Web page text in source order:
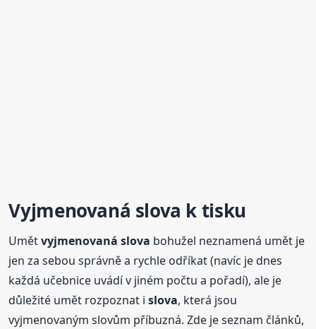
Vyjmenovaná slova k tisku
Umětvyjmenovaná slova bohužel neznamená umět je
jen za sebou správně a rychle odříkat (navíc je dnes
každá učebnice uvádí v jiném počtu a pořadí), ale je
důležité umět rozpoznat islova, která jsou
vyjmenovaným slovům příbuzná. Zde je seznam článků,